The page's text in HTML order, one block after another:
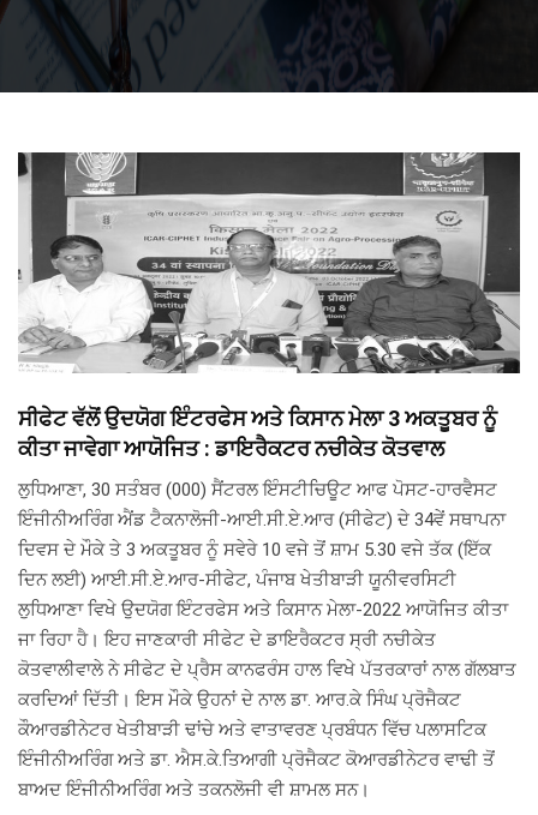
ਸੀਫੇਟ ਵੱਲੋਂ ਉਦਯੋਗ ਇੰਟਰਫੇਸ ਅਤੇ ਕਿਸਾਨ ਮੇਲਾ 3 ਅਕਤੂਬਰ ਨੂੰ
ਕੀਤਾ ਜਾਵੇਗਾ ਆਯੋਜਿਤ : ਡਾਇਰੈਕਟਰ ਨਚੀਕੇਤ ਕੋਤਵਾਲ
ਲੁਧਿਆਣਾ, 30 ਸਤੰਬਰ (000) ਸੈਂਟਰਲ ਇੰਸਟੀਚਿਊਟ ਆਫ ਪੋਸਟ-ਹਾਰਵੈਸਟ
ਇੰਜੀਨੀਅਰਿੰਗ ਐਂਡ ਟੈਕਨਾਲੋਜੀ-ਆਈ.ਸੀ.ਏ.ਆਰ (ਸੀਫੇਟ) ਦੇ 34ਵੇਂ ਸਥਾਪਨਾ
ਦਿਵਸ ਦੇ ਮੌਕੇ ਤੇ 3 ਅਕਤੂਬਰ ਨੂੰ ਸਵੇਰੇ 10 ਵਜੇ ਤੋਂ ਸ਼ਾਮ 5.30 ਵਜੇ ਤੱਕ (ਇੱਕ
ਦਿਨ ਲਈ) ਆਈ.ਸੀ.ਏ.ਆਰ-ਸੀਫੇਟ, ਪੰਜਾਬ ਖੇਤੀਬਾੜੀ ਯੂਨੀਵਰਸਿਟੀ
ਲੁਧਿਆਣਾ ਵਿਖੇ ਉਦਯੋਗ ਇੰਟਰਫੇਸ ਅਤੇ ਕਿਸਾਨ ਮੇਲਾ-2022 ਆਯੋਜਿਤ ਕੀਤਾ
ਜਾ ਰਿਹਾ ਹੈ। ਇਹ ਜਾਣਕਾਰੀ ਸੀਫੇਟ ਦੇ ਡਾਇਰੈਕਟਰ ਸ੍ਰੀ ਨਚੀਕੇਤ
ਕੋਤਵਾਲੀਵਾਲੇ ਨੇ ਸੀਫੇਟ ਦੇ ਪ੍ਰੈਸ ਕਾਨਫਰੰਸ ਹਾਲ ਵਿਖੇ ਪੱਤਰਕਾਰਾਂ ਨਾਲ ਗੱਲਬਾਤ
ਕਰਦਿਆਂ ਦਿੱਤੀ। ਇਸ ਮੌਕੇ ਉਹਨਾਂ ਦੇ ਨਾਲ ਡਾ. ਆਰ.ਕੇ ਸਿੰਘ ਪ੍ਰੋਜੈਕਟ
ਕੌਆਰਡੀਨੇਟਰ ਖੇਤੀਬਾੜੀ ਢਾਂਚੇ ਅਤੇ ਵਾਤਾਵਰਣ ਪ੍ਰਬੰਧਨ ਵਿੱਚ ਪਲਾਸਟਿਕ
ਇੰਜੀਨੀਅਰਿੰਗ ਅਤੇ ਡਾ. ਐਸ.ਕੇ.ਤਿਆਗੀ ਪ੍ਰੋਜੈਕਟ ਕੋਆਰਡੀਨੇਟਰ ਵਾਢੀ ਤੋਂ
ਬਾਅਦ ਇੰਜੀਨੀਅਰਿੰਗ ਅਤੇ ਤਕਨਲੋਜੀ ਵੀ ਸ਼ਾਮਲ ਸਨ।